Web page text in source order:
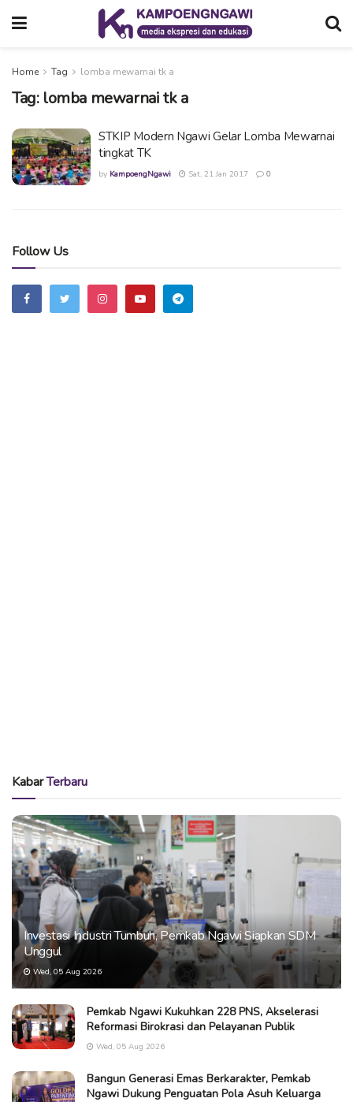
Home Tag lomba mewarnai tk a
Tag: lomba mewarnai tk a
STKIP Modern Ngawi Gelar Lomba Mewarnai
tingkat TK
by KampoengNgawi Sat, 21 Jan 2017 0
Follow Us
KabarTerbaru
Investasi Industri Tumbuh, Pemkab Ngawi Siapkan SDM
Unggul
Wed, 05 Aug 2026
Pemkab Ngawi Kukuhkan 228 PNS, Akselerasi
Reformasi Birokrasi dan Pelayanan Publik
Wed, 05 Aug 2026
Bangun Generasi Emas Berkarakter, Pemkab
Ngawi Dukung Penguatan Pola Asuh Keluarga